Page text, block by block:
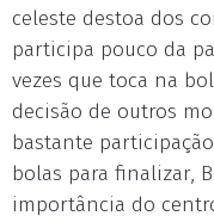
celeste destoa dos
participa pouco da
vezes que toca na
decisão de outros
bastante
bolas para finalizar,
importância do